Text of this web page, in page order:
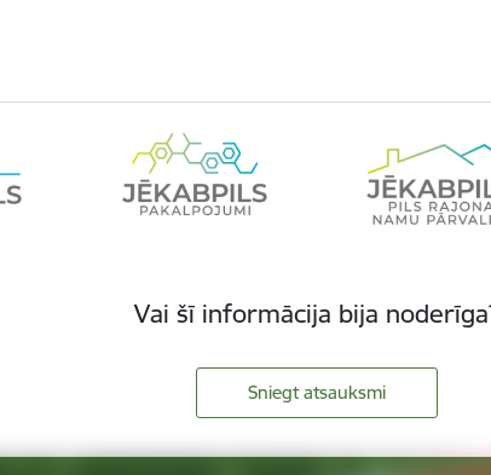
Vai šī informācija bija
Sniegt atsauksmi